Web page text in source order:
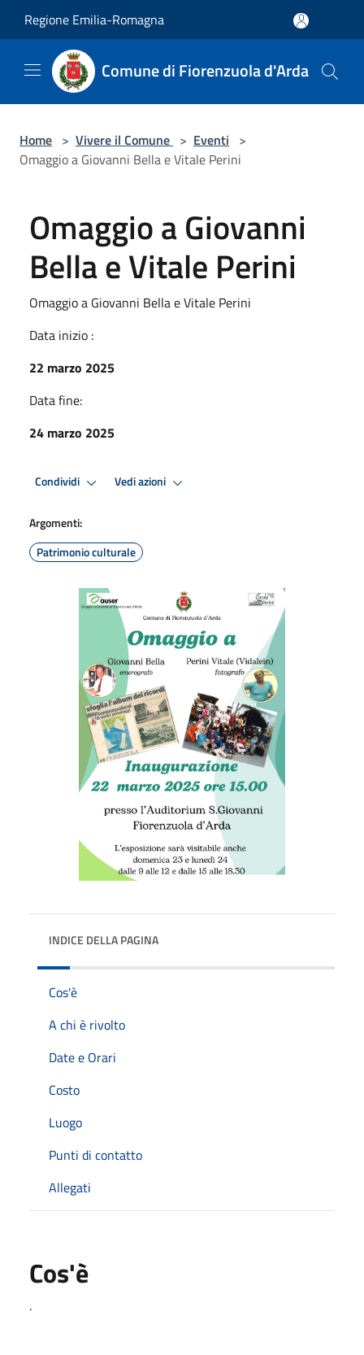
Regione Emilia-Romagna
Comune di Fiorenzuola d'Arda
Home > Vivere il Comune > Eventi >
Omaggio a Giovanni Bella e Vitale Perini
Omaggio a Giovanni
Bella e Vitale Perini
Omaggio a Giovanni Bella e Vitale Perini
Data inizio :
22 marzo 2025
Data fine:
24 marzo 2025
Condividi Vedi azioni
Argomenti:
Patrimonio culturale
INDICE DELLA PAGINA
Cos'è
A chi è rivolto
Date e Orari
Costo
Luogo
Punti di contatto
Allegati
Cos'è
.